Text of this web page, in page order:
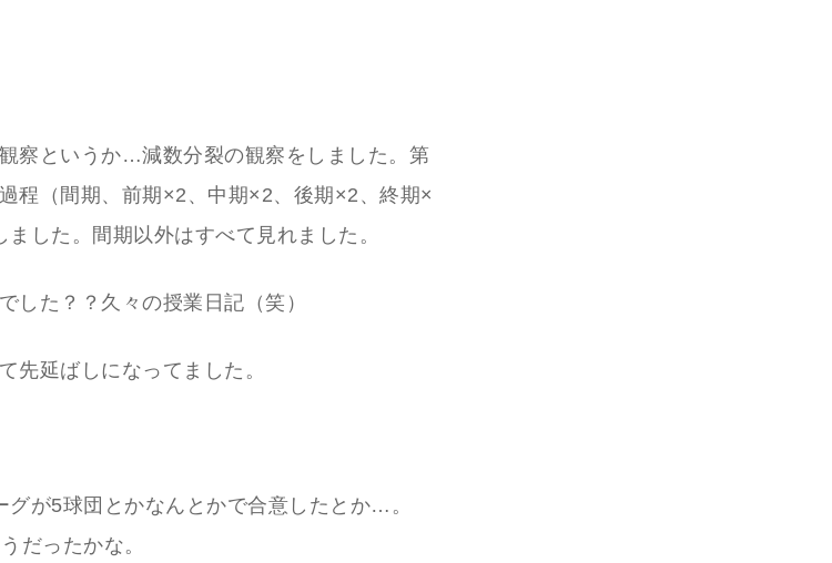
察というか…減数分裂の観察をしました。第
程（間期、前期×2、中期×2、後期×2、終期×
した。間期以外はすべて見れました。
した？？久々の授業日記（笑）
先延ばしになってました。
が5球団とかなんとかで合意したとか…。
だったかな。